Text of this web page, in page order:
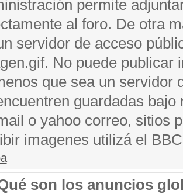
permite
al foro. De otra
servidor de acceso
No puede publicar
que sea un servidor
guardadas
o yahoo correo, sitios
imagenes utilizá el
son los anuncios